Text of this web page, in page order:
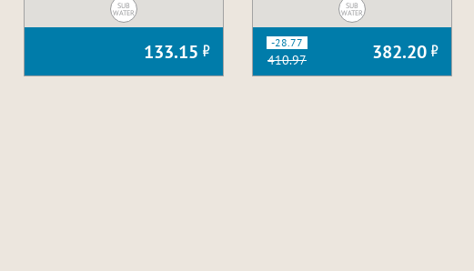
SUB
WATER
133.15
SUB
WATER
-28.77
410.97 382.20